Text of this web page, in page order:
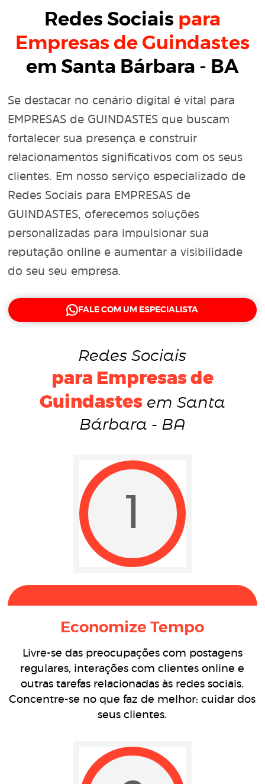
Redes Sociais para
Empresas de Guindastes
em Santa Bárbara - BA
Se destacar no cenário digital é vital para
EMPRESAS de GUINDASTES que buscam
fortalecer sua presença e construir
relacionamentos significativos com os seus
clientes. Em nosso serviço especializado de
Redes Sociais para EMPRESAS de
GUINDASTES, oferecemos soluções
personalizadas para impulsionar sua
reputação online e aumentar a visibilidade
do seu seu empresa.
FALE COM UM ESPECIALISTA
Redes Sociais
para Empresas de
Guindastesem Santa
Bárbara - BA
1
Economize Tempo
Livre-se das preocupações com postagens
regulares, interações com clientes online e
outras tarefas relacionadas às redes sociais.
Concentre-se no que faz de melhor: cuidar dos
seus clientes.